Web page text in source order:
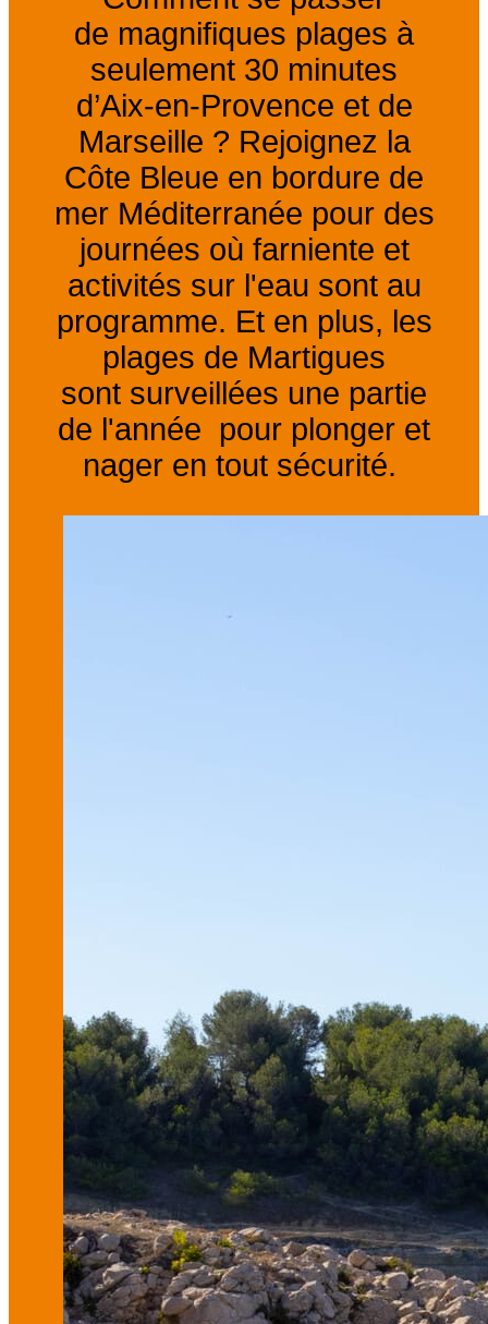
de magnifiques plages à
seulement 30 minutes
d’Aix-en-Provence et de
Marseille ? Rejoignez la
Côte Bleue en bordure de
mer Méditerranée pour des
journées où farniente et
activités sur l'eau sont au
programme. Et en plus, les
plages de Martigues
sont surveillées une partie
de l'année pour plonger et
nager en tout sécurité.